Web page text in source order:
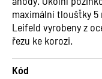
maximální tloušťky
Leifeld vyrobeny z
řezu ke korozi.
Kód